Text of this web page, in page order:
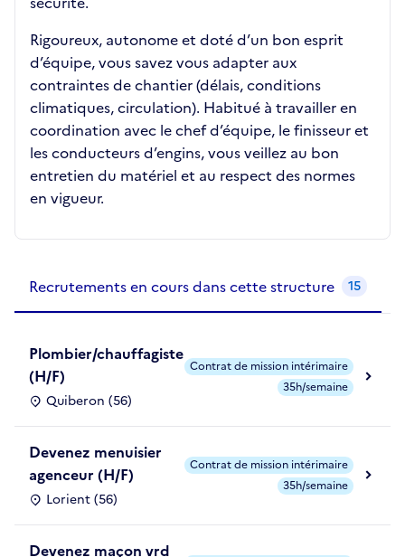
Rigoureux, autonome et doté d’un bon esprit
d’équipe, vous savez vous adapter aux
contraintes de chantier (délais, conditions
climatiques, circulation). Habitué à travailler en
coordination avec le chef d’équipe, le finisseur et
les conducteurs d’engins, vous veillez au bon
entretien du matériel et au respect des normes
en vigueur.
Recrutements en cours dans cette structure 15
Plombier/chauffagiste
(H/F)
Quiberon (56)
Contrat de mission intérimaire
35h/semaine
Devenez menuisier
agenceur (H/F)
Lorient (56)
Contrat de mission intérimaire
35h/semaine
Devenez maçon vrd